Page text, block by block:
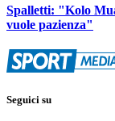
Spalletti: "Kolo
vuole pazienza"
Seguici su